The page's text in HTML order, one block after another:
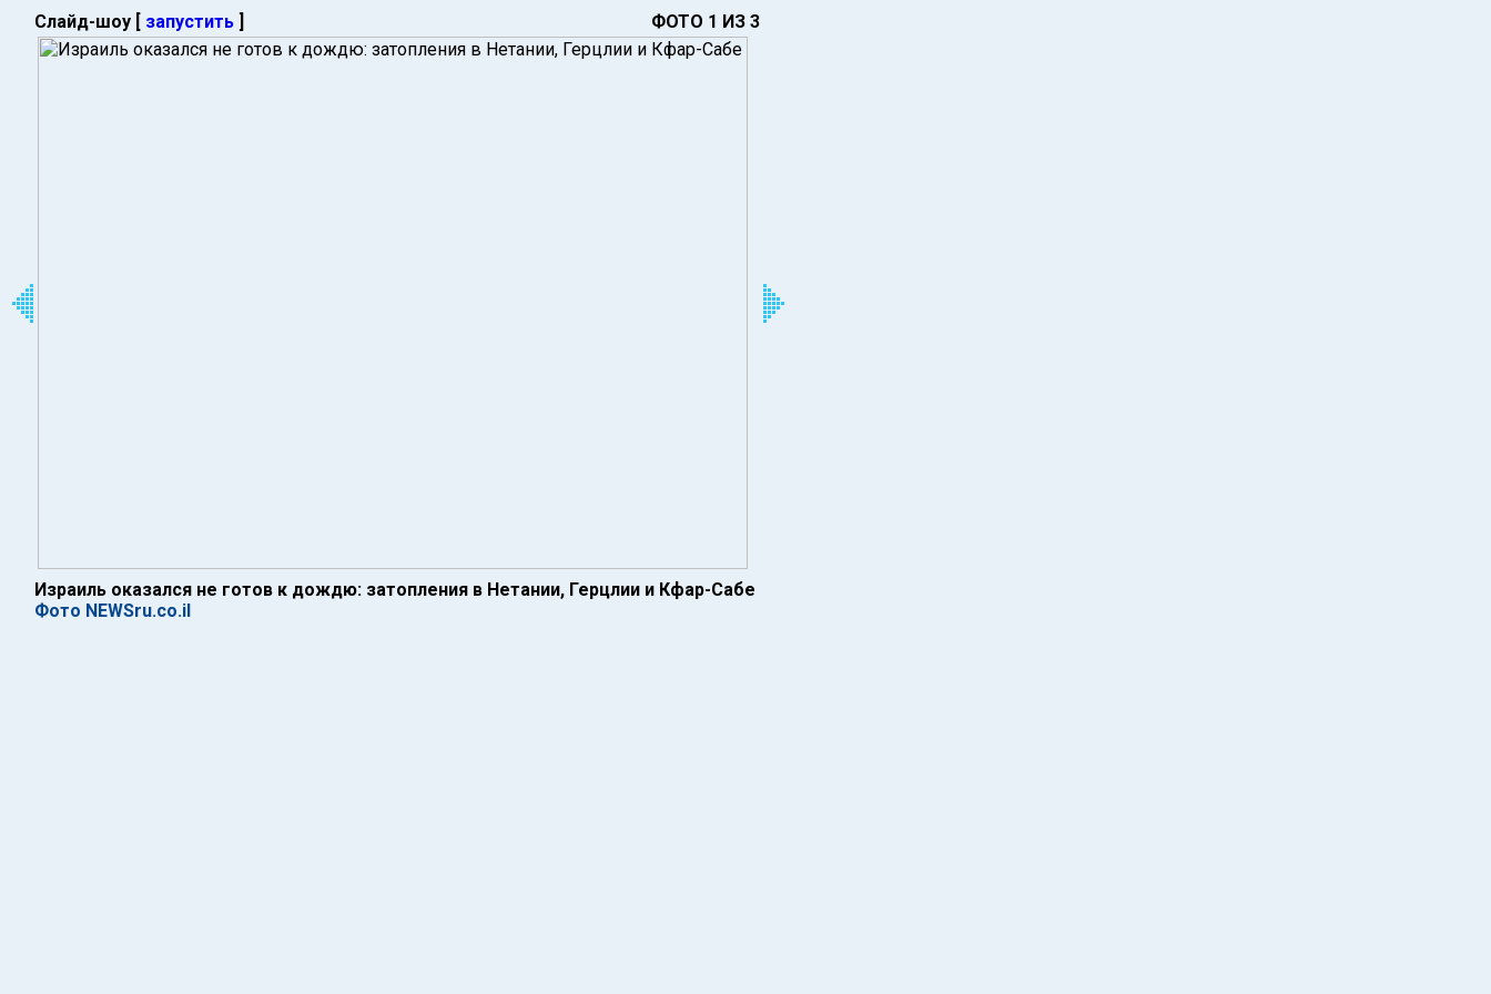
Слайд-шоу [ запустить ] ФОТО 1 ИЗ 3
Израиль оказался не готов к дождю: затопления в Нетании, Герцлии и Кфар-Сабе
Фото NEWSru.co.il